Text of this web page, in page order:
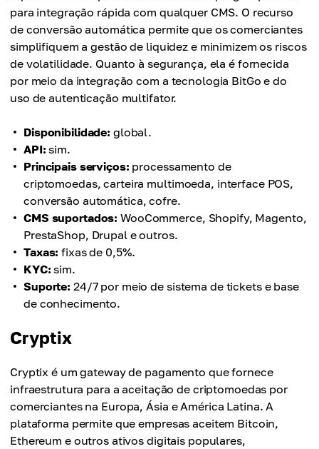
para integração rápida com qualquer CMS. O recurso
de conversão automática permite que os comerciantes
simplifiquem a gestão de liquidez e minimizem os riscos
de volatilidade. Quanto à segurança, ela é fornecida
por meio da integração com a tecnologia BitGo e do
uso de autenticação multifator.
Disponibilidade: global.
API: sim.
Principais serviços: processamento de
criptomoedas, carteira multimoeda, interface POS,
conversão automática, cofre.
CMS suportados: WooCommerce, Shopify, Magento,
PrestaShop, Drupal e outros.
Taxas: fixas de 0,5%.
KYC: sim.
Suporte: 24/7 por meio de sistema de tickets e base
de conhecimento.
Cryptix
Cryptix é um gateway de pagamento que fornece
infraestrutura para a aceitação de criptomoedas por
comerciantes na Europa, Ásia e América Latina. A
plataforma permite que empresas aceitem Bitcoin,
Ethereum e outros ativos digitais populares,